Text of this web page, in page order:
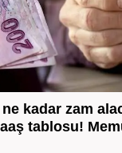
kadar zam
tablosu!